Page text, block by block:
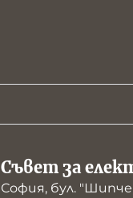
Съвет за
София, бул.